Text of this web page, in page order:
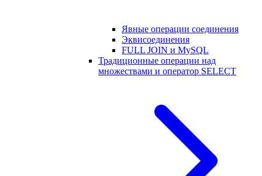
Явные операции соединения
Эквисоединения
FULL JOIN и MySQL
Традиционные операции над
множествами и оператор SELECT